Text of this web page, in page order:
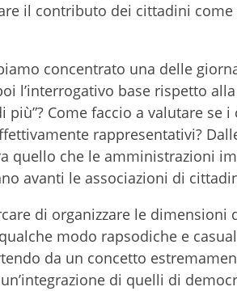
il contributo dei cittadini come
concentrato una delle
l’interrogativo base rispetto
Come faccio a valutare se
rappresentativi?
quello che le amministrazioni
avanti le associazioni di
di organizzare le dimensioni
modo rapsodiche e
da un concetto
di quelli di